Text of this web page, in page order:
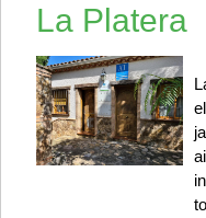
La Platera